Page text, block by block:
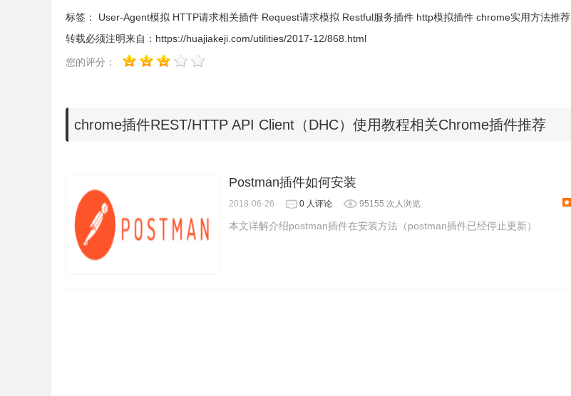
标签： User-Agent模拟 HTTP请求相关插件 Request请求模拟 Restful服务插件 http模拟插件 chrome实用方法推荐
转载必须注明来自： https://huajiakeji.com/utilities/2017-12/868.html
您的评分：
chrome插件REST/HTTP API Client（DHC）使用教程相关Chrome插件推荐
Postman插件如何安装
2018-06-26 0 人评论 95155 次人浏览
本文详解介绍postman插件在安装方法（postman插件已经停止更新）